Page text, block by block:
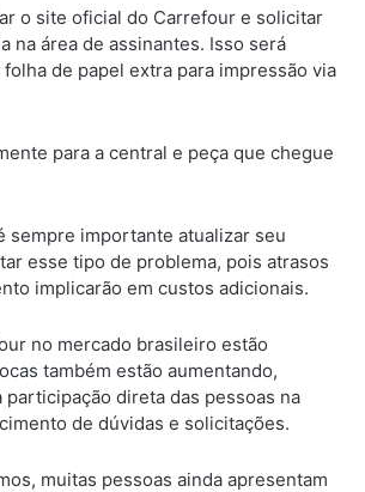
o site oficial do Carrefour e solicitar
na área de assinantes. Isso será
de papel extra para impressão via
para a central e peça que chegue
sempre importante atualizar seu
esse tipo de problema, pois atrasos
implicarão em custos adicionais.
no mercado brasileiro estão
também estão aumentando,
participação direta das pessoas na
de dúvidas e solicitações.
muitas pessoas ainda apresentam